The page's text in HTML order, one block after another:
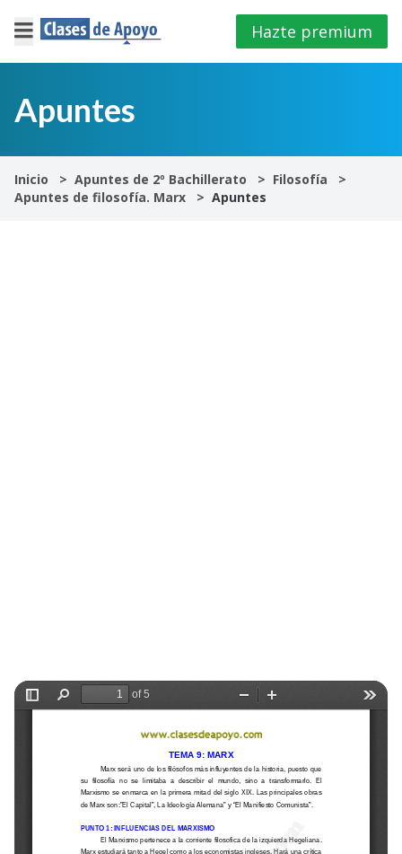
×
sesión
Hazte premium
Apuntes
Inicio Apuntes de 2º Bachillerato
Filosofía
Apuntes de filosofía. Marx
Apuntes